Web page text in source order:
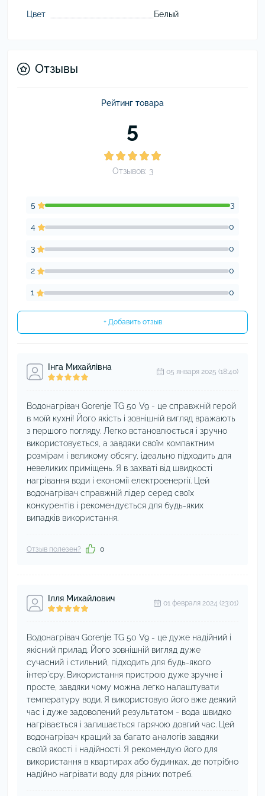
Цвет Белый
Отзывы
Рейтинг товара
5
Отзывов: 3
5 3
4 0
3 0
2 0
1 0
+ Добавить отзыв
Інга Михайлівна 05 января 2025 (18:40)
Водонагрівач Gorenje TG 50 V9 - це справжній герой
в моїй кухні! Його якість і зовнішній вигляд вражають
з першого погляду. Легко встановлюється і зручно
використовується, а завдяки своїм компактним
розмірам і великому обсягу, ідеально підходить для
невеликих приміщень. Я в захваті від швидкості
нагрівання води і економії електроенергії. Цей
водонагрівач справжній лідер серед своїх
конкурентів і рекомендується для будь-яких
випадків використання.
Отзыв полезен? 0
Ілля Михайлович 01 февраля 2024 (23:01)
Водонагрівач Gorenje TG 50 V9 - це дуже надійний і
якісний прилад. Його зовнішній вигляд дуже
сучасний і стильний, підходить для будь-якого
інтер'єру. Використання пристрою дуже зручне і
просте, завдяки чому можна легко налаштувати
температуру води. Я використовую його вже деякий
час і дуже задоволений результатом - вода швидко
нагрівається і залишається гарячою довгий час. Цей
водонагрівач кращий за багато аналогів завдяки
своїй якості і надійності. Я рекомендую його для
використання в квартирах або будинках, де потрібно
надійно нагрівати воду для різних потреб.